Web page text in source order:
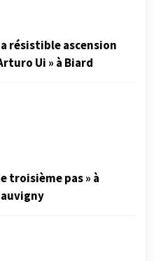
résistible ascension
Ui » à Biard
troisième pas » à